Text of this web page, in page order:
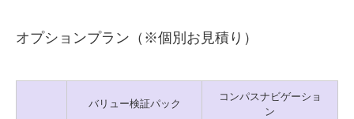
オプションプラン（※個別お見積り）
バリュー検証パック
コンパスナビゲーショ
ン